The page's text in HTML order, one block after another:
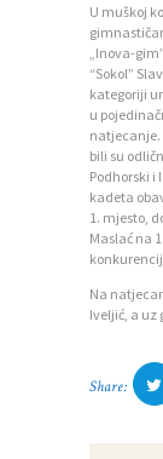
U muškoj
gimnastičar
„Inova-
“Sokol”
kategoriji
u
natjecanje.
bili su
Podhorski i
kadeta
1. mjesto,
Maslać na
Na
Iveljić, a uz
Share: